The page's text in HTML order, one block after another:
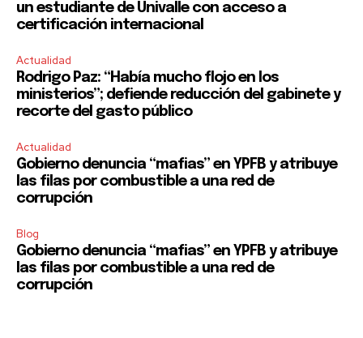
un estudiante de Univalle con acceso a
certificación internacional
Actualidad
Rodrigo Paz: “Había mucho flojo en los
ministerios”; defiende reducción del gabinete y
recorte del gasto público
Actualidad
Gobierno denuncia “mafias” en YPFB y atribuye
las filas por combustible a una red de
corrupción
Blog
Gobierno denuncia “mafias” en YPFB y atribuye
las filas por combustible a una red de
corrupción